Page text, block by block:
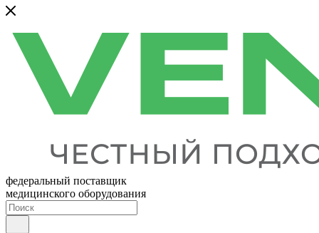
федеральный поставщик
медицинского оборудования